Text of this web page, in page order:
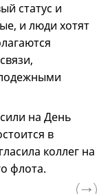
статус и
и люди хотят
на День
в
коллег на
флота.